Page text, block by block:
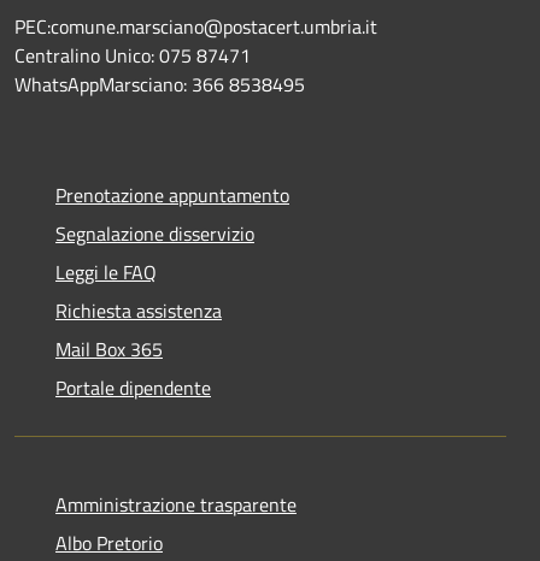
PEC:comune.marsciano@postacert.umbria.it
Centralino Unico: 075 87471
WhatsAppMarsciano: 366 8538495
Prenotazione appuntamento
Segnalazione disservizio
Leggi le FAQ
Richiesta assistenza
Mail Box 365
Portale dipendente
Amministrazione trasparente
Albo Pretorio